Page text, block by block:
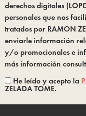
derechos digitales
personales que nos
tratados por RAMON
enviarle información
y/o promocionales e
más información
He leído y acepto la
ZELADA TOME.